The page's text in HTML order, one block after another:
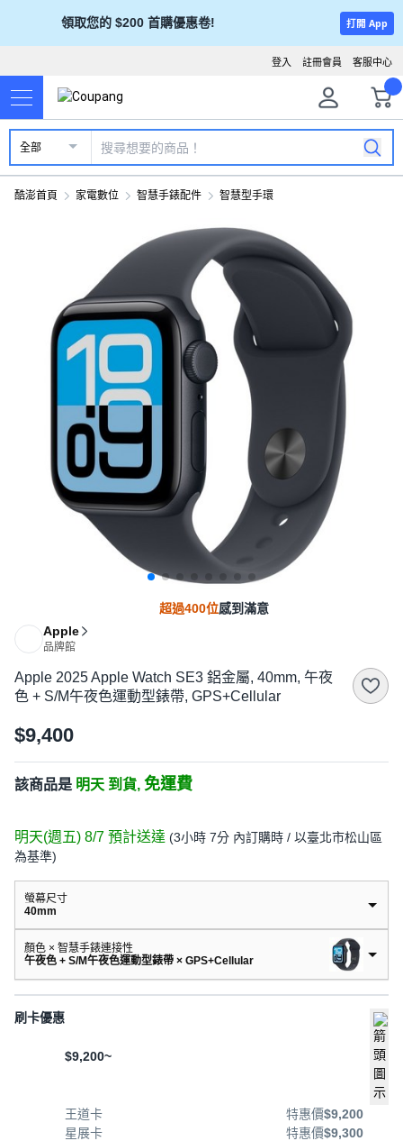
領取您的 $200 首購優惠卷! 打開 App
客服中心
註冊會員
登入
全部
酷澎首頁 家電數位 智慧手錶配件 智慧型手環
超過400位感到滿意
Apple
品牌館
Apple 2025 Apple Watch SE3 鋁金屬, 40mm, 午夜
色 + S/M午夜色運動型錶帶, GPS+Cellular
$9,400
該商品是 明天 到貨, 免運費
明天(週五) 8/7 預計送達 (3小時 7分 內訂購時 / 以臺北市松山區
為基準)
螢幕尺寸
40mm
顏色 × 智慧手錶連接性
午夜色 + S/M午夜色運動型錶帶 × GPS+Cellular
刷卡優惠
$9,200~
王道卡 特惠價$9,200
星展卡
特惠價$9,300